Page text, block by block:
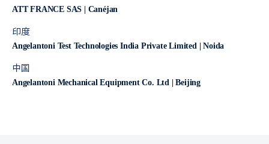
ATT FRANCE SAS | Canéjan
印度
Angelantoni Test Technologies India Private Limited | Noida
中国
Angelantoni Mechanical Equipment Co. Ltd | Beijing